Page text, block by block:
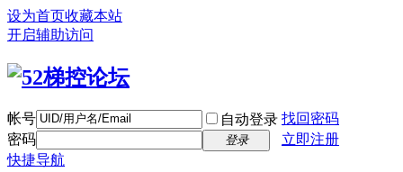
设为首页收藏本站
开启辅助访问
帐号 自动登录 找回密码
密码
登录
立即注册
快捷导航